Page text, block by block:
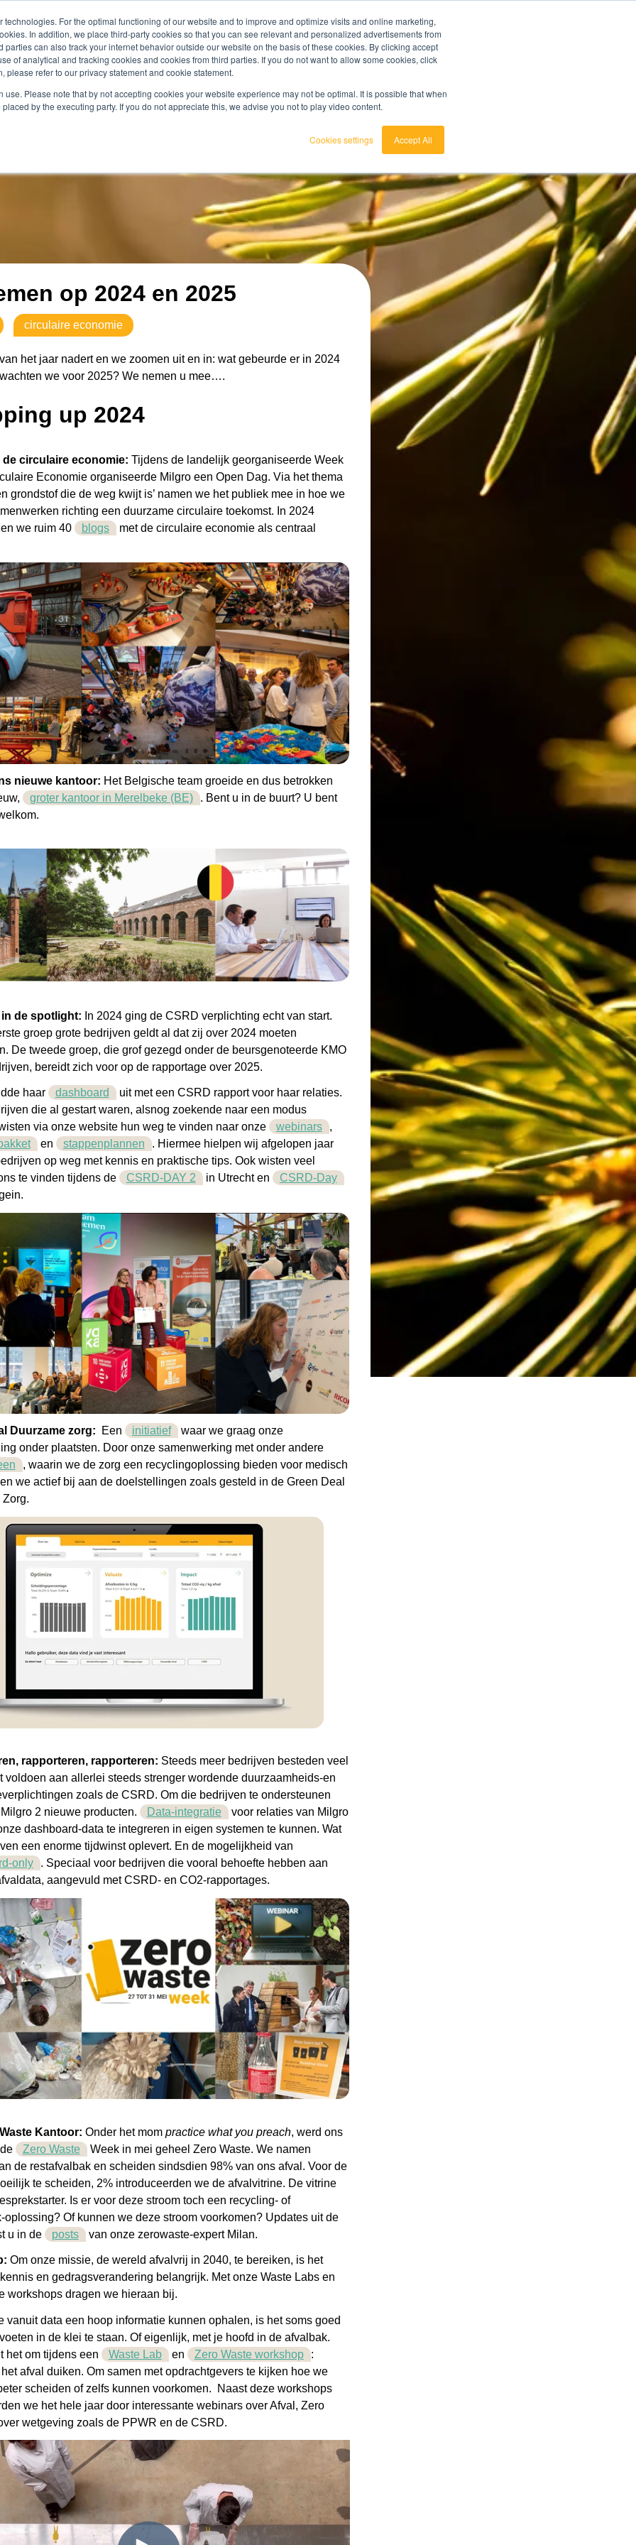
For the optimal functioning of our website and to improve and optimize visits and online marketing,
In addition, we place third-party cookies so that you can see relevant and personalized advertisements from
parties can also track your internet behavior outside our website on the basis of these cookies. By clicking accept
of analytical and tracking cookies and cookies from third parties. If you do not want to allow some cookies, click
please refer to our privacy statement and cookie statement.
use. Please note that by not accepting cookies your website experience may not be optimal. It is possible that when
by the executing party. If you do not appreciate this, we advise you not to play video content.
Cookies settings Accept All
kenniscentrum werken bij over ons
maak kennis probeer nu7 dagen gratis
op 2024 en 2025
circulaire economie
het jaar nadert en we zoomen uit en in: wat gebeurde er in 2024
we voor 2025? We nemen u mee….
up 2024
de circulaire economie: Tijdens de landelijk georganiseerde Week
Economie organiseerde Milgro een Open Dag. Via het thema
grondstof die de weg kwijt is’ namen we het publiek mee in hoe we
richting een duurzame circulaire toekomst. In 2024
we ruim 40
blogs met de circulaire economie als centraal
nieuwe kantoor: Het Belgische team groeide en dus betrokken
groter kantoor in Merelbeke (BE) . Bent u in de buurt? U bent
in de spotlight: In 2024 ging de CSRD verplichting echt van start.
groep grote bedrijven geldt al dat zij over 2024 moeten
De tweede groep, die grof gezegd onder de beursgenoteerde KMO
bereidt zich voor op de rapportage over 2025.
haar dashboard
uit met een CSRD rapport voor haar relaties.
die al gestart waren, alsnog zoekende naar een modus
via onze website hun weg te vinden naar onze
webinars ,
en stappenplannen
. Hiermee hielpen wij afgelopen jaar
op weg met kennis en praktische tips. Ook wisten veel
te vinden tijdens de
CSRD-DAY 2 in Utrecht en
CSRD-Day
Duurzame zorg: Een initiatief waar we graag onze
onder plaatsten. Door onze samenwerking met onder andere
, waarin we de zorg een recyclingoplossing bieden voor medisch
we actief bij aan de doelstellingen zoals gesteld in de Green Deal
Zorg.
rapporteren, rapporteren: Steeds meer bedrijven besteden veel
voldoen aan allerlei steeds strenger wordende duurzaamheids-en
zoals de CSRD. Om die bedrijven te ondersteunen
2 nieuwe producten.
Data-integratie voor relaties van Milgro
dashboard-data te integreren in eigen systemen te kunnen. Wat
een enorme tijdwinst oplevert. En de mogelijkheid van
only . Speciaal voor bedrijven die vooral behoefte hebben aan
aangevuld met CSRD- en CO2-rapportages.
Kantoor: Onder het mom practice what you preach, werd ons
Zero Waste Week in mei geheel Zero Waste. We namen
de restafvalbak en scheiden sindsdien 98% van ons afval. Voor de
te scheiden, 2% introduceerden we de afvalvitrine. De vitrine
Is er voor deze stroom toch een recycling- of
oplossing? Of kunnen we deze stroom voorkomen? Updates uit de
u in de
posts van onze zerowaste-expert Milan.
Om onze missie, de wereld afvalvrij in 2040, te bereiken, is het
en gedragsverandering belangrijk. Met onze Waste Labs en
workshops dragen we hieraan bij.
vanuit data een hoop informatie kunnen ophalen, is het soms goed
in de klei te staan. Of eigenlijk, met je hoofd in de afvalbak.
het om tijdens een
Waste Lab en Zero Waste workshop :
het afval duiken. Om samen met opdrachtgevers te kijken hoe we
scheiden of zelfs kunnen voorkomen. Naast deze workshops
we het hele jaar door interessante webinars over Afval, Zero
wetgeving zoals de PPWR en de CSRD.